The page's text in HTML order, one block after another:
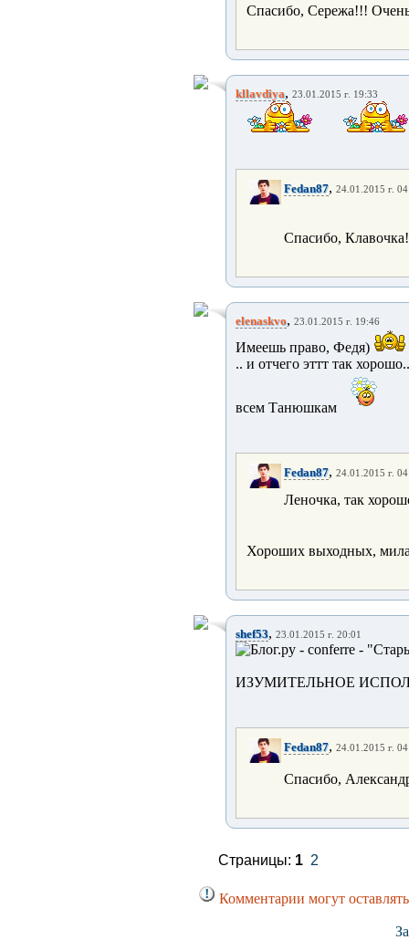
Спасибо, Сережа!!!
kllavdiya, 23.01.2015 г. 19:33
Fedan87, 24.01.2015 г.
Спасибо,
elenaskvo, 23.01.2015 г. 19:46
Имеешь право, Федя)
.. и отчего эттт так
всем Танюшкам
Fedan87, 24.01.2015 г.
Леночка, так
Хороших выходных,
shef53, 23.01.2015 г. 20:01
ИЗУМИТЕЛЬНОЕ
Fedan87, 24.01.2015 г.
Спасибо,
Страницы: 1 2
Комментарии могут